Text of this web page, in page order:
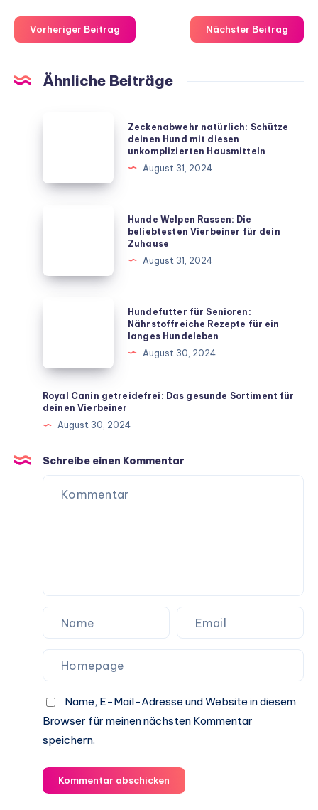
Vorheriger Beitrag Nächster Beitrag
Ähnliche Beiträge
Hund
Zeckenabwehr natürlich: Schütze
deinen Hund mit diesen
unkomplizierten Hausmitteln
August 31, 2024
beliebtesten
Hunde Welpen Rassen: Die
beliebtesten Vierbeiner für dein
Zuhause
August 31, 2024
Rezepte
für
ein
langes
Hundefutter für Senioren:
Nährstoffreiche Rezepte für ein
langes Hundeleben
August 30, 2024
Royal Canin getreidefrei: Das gesunde Sortiment für
deinen Vierbeiner
August 30, 2024
Schreibe einen Kommentar
Name, E-Mail-Adresse und Website in diesem
Browser für meinen nächsten Kommentar
speichern.
Kommentar abschicken